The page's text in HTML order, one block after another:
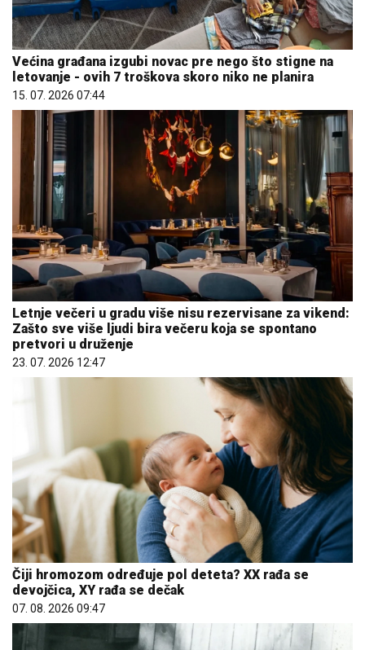
Većina građana izgubi novac pre nego što stigne na
letovanje - ovih 7 troškova skoro niko ne planira
15. 07. 2026 07:44
Letnje večeri u gradu više nisu rezervisane za vikend:
Zašto sve više ljudi bira večeru koja se spontano
pretvori u druženje
23. 07. 2026 12:47
Čiji hromozom određuje pol deteta? XX rađa se
devojčica, XY rađa se dečak
07. 08. 2026 09:47